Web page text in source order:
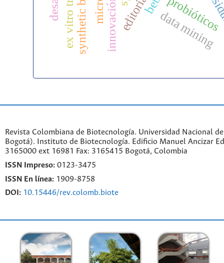
editorial probióticos
data mining
Revista Colombiana de Biotecnología. Universidad Nacional
Bogotá). Instituto de Biotecnología. Edificio Manuel Ancizar
3165000 ext 16981 Fax: 3165415 Bogotá, Colombia
ISSN Impreso: 0123-3475
ISSN En línea: 1909-8758
DOI: 10.15446/rev.colomb.biote